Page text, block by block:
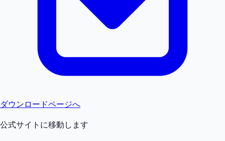
ダウンロードページへ
公式サイトに移動します